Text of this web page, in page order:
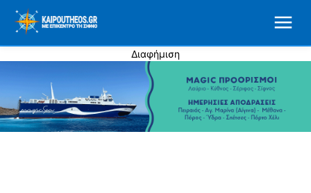
Διαφήμιση